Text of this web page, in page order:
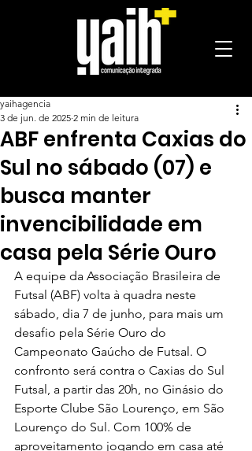
ABF enfrenta Caxias do
Sul no sábado (07) e
busca manter
invencibilidade em
casa pela Série Ouro
yaihagencia
3 de jun. de 2025 2 min de leitura
A equipe da Associação Brasileira de
Futsal (ABF) volta à quadra neste
sábado, dia 7 de junho, para mais um
desafio pela Série Ouro do
Campeonato Gaúcho de Futsal. O
confronto será contra o Caxias do Sul
Futsal, a partir das 20h, no Ginásio do
Esporte Clube São Lourenço, em São
Lourenço do Sul. Com 100% de
aproveitamento jogando em casa até